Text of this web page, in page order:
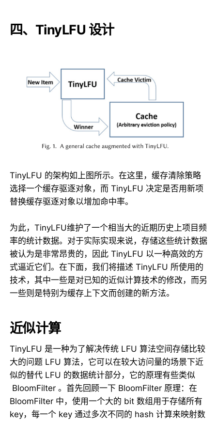
四、TinyLFU 设计
TinyLFU 的架构如上图所示。在这里，缓存清除策略
选择一个缓存驱逐对象，而 TinyLFU 决定是否用新项
替换缓存驱逐对象以增加命中率。
为此，TinyLFU维护了一个相当大的近期历史上项目频
率的统计数据。对于实际实现来说，存储这些统计数据
被认为是非常昂贵的，因此 TinyLFU 以一种高效的方
式逼近它们。在下面，我们将描述 TinyLFU 所使用的
技术，其中一些是对已知的近似计算技术的修改，而另
一些则是特别为缓存上下文而创建的新方法。
近似计算
TinyLFU 是一种为了解决传统 LFU 算法空间存储比较
大的问题 LFU 算法，它可以在较大访问量的场景下近
似的替代 LFU 的数据统计部分，它的原理有些类似
BloomFilter 。首先回顾一下 BloomFilter 原理：在
BloomFilter 中，使用一个大的 bit 数组用于存储所有
key，每一个 key 通过多次不同的 hash 计算来映射数